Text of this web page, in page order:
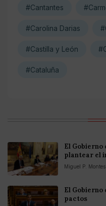
#Cantantes
#Carolina Darias
#Castilla y León
#Cataluña
El Gobierno
plantear el
Miguel P. Montes
El Gobierno
pactos